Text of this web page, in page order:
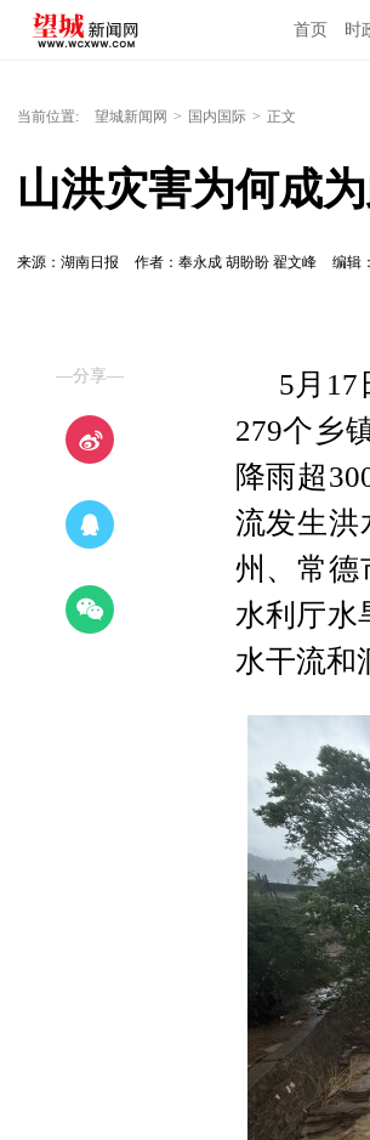
首页 时
当前位置: 望城新闻网 > 国内国际 > 正文
山洪灾害为何成
来源：湖南日报 作者：奉永成 胡盼盼 翟文峰 编辑
—分享—
5月
279个乡
降雨超
流发生洪
州、常德
水利厅水
水干流和